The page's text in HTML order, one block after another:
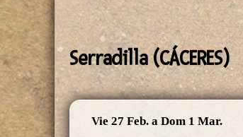
Serradilla (CÁCERES)
Vie 27 Feb. a Dom 1 Mar.